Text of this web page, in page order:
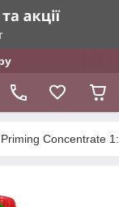
Priming Concentrate